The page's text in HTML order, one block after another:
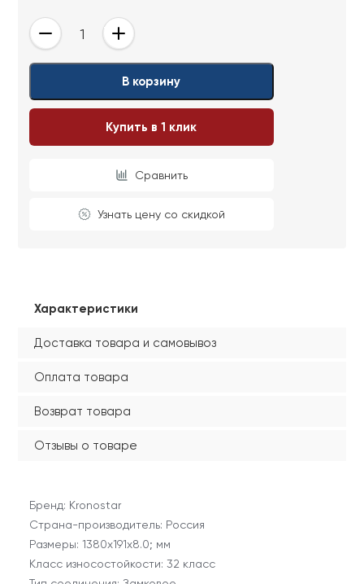
- +
В корзину
Купить в 1 клик
Сравнить
Узнать цену со скидкой
Характеристики
Доставка товара и самовывоз
Оплата товара
Возврат товара
Отзывы о товаре
Бренд: Kronostar
Страна-производитель: Россия
Размеры: 1380х191х8.0; мм
Класс износостойкости: 32 класс